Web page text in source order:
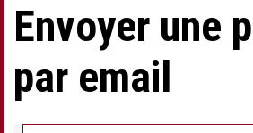
Envoyer une
par email